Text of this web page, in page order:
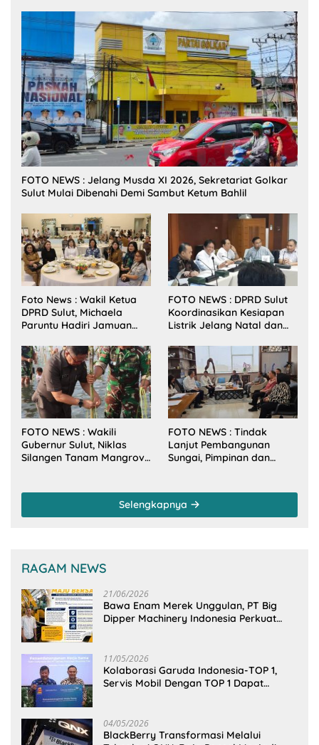
FOTO NEWS : Jelang Musda XI 2026, Sekretariat Golkar
Sulut Mulai Dibenahi Demi Sambut Ketum Bahlil
Foto News : Wakil Ketua
DPRD Sulut, Michaela
Paruntu Hadiri Jamuan
Sulut Bersama Wamenkes
RI
FOTO NEWS : DPRD Sulut
Koordinasikan Kesiapan
Listrik Jelang Natal dan
FOTO NEWS : Wakili
Gubernur Sulut, Niklas
Silangen Tanam Mangrove
FOTO NEWS : Tindak
Lanjut Pembangunan
Sungai, Pimpinan dan
Kementerian PU-RI
Selengkapnya
RAGAM NEWS
21/06/2026
Bawa Enam Merek Unggulan, PT Big
Dipper Machinery Indonesia Perkuat
11/05/2026
Kolaborasi Garuda Indonesia-TOP 1,
Servis Mobil Dengan TOP 1 Dapat
04/05/2026
BlackBerry Transformasi Melalui